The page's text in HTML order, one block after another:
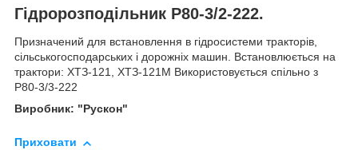
Гідророзподільник Р80-3/2-222.
Призначений для встановлення в гідросистеми тракторів,
сільськогосподарських і дорожніх машин. Встановлюється на
трактори: ХТЗ-121, ХТЗ-121М Використовується спільно з
Р80-3/3-222
Виробник: "Рускон"
Приховати